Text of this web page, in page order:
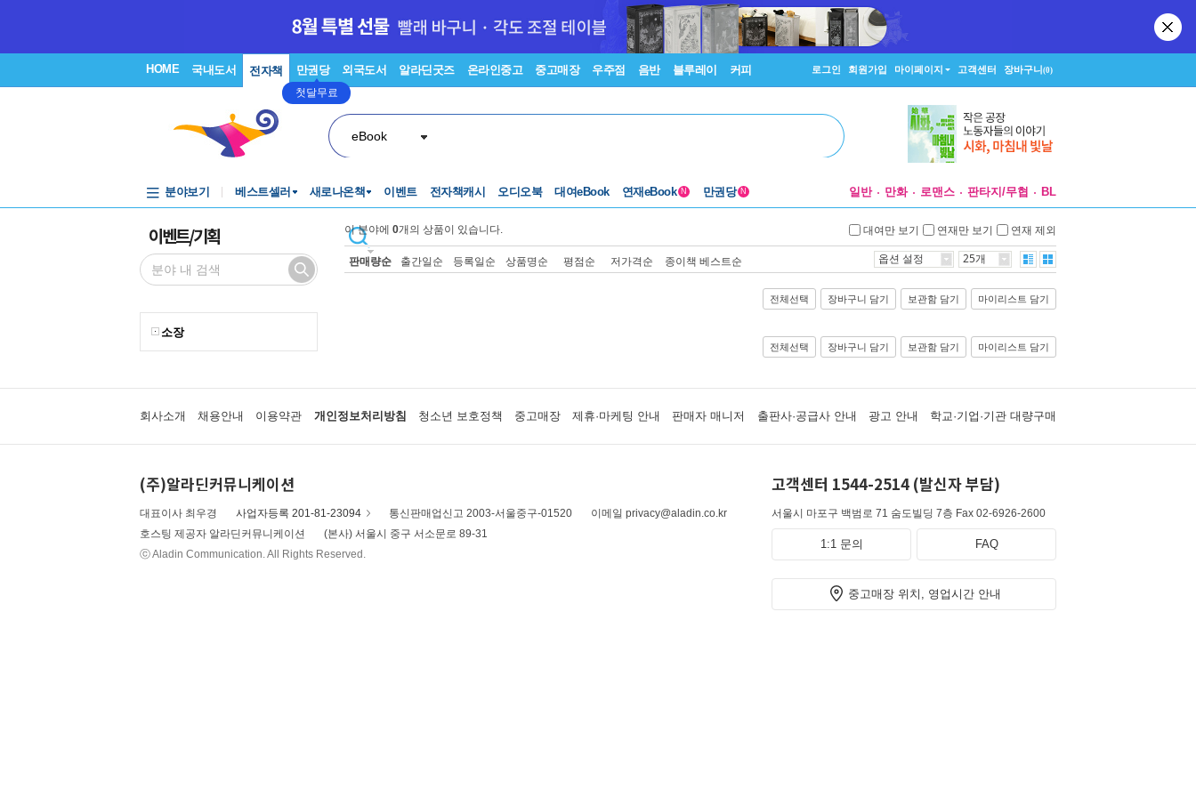
HOME 국내도서 전자책 만권당
첫달무료
외국도서 알라딘굿즈 온라인중고 중고매장 우주점 음반 블루레이 커피 로그인 회원가입 마이페이지 고객센터 장바구니(0)
eBook
분야보기 베스트셀러 새로나온책 이벤트 전자책캐시 오디오북 대여eBook 연재eBook N 만권당 N 일반 만화 로맨스 판타지/무협 BL
이벤트/기획
소장
이 분야에 0개의 상품이 있습니다. 대여만 보기 연재만 보기 연재 제외
판매량순 출간일순 등록일순 상품명순 평점순 저가격순 종이책 베스트순 옵션 설정 25개
전체선택 장바구니 담기 보관함 담기 마이리스트 담기
전체선택 장바구니 담기 보관함 담기 마이리스트 담기
회사소개 채용안내 이용약관 개인정보처리방침 청소년 보호정책 중고매장 제휴·마케팅 안내 판매자 매니저 출판사·공급사 안내 광고 안내 학교·기업·기관 대량구매
(주)알라딘커뮤니케이션
대표이사 최우경 사업자등록 201-81-23094 통신판매업신고 2003-서울중구-01520
이메일 privacy@aladin.co.kr
호스팅 제공자 알라딘커뮤니케이션
(본사) 서울시 중구 서소문로 89-31
ⓒ Aladin Communication. All Rights Reserved.
고객센터 1544-2514 (발신자 부담)
서울시 마포구 백범로 71 숨도빌딩 7층 Fax 02-6926-2600
1:1 문의 FAQ
중고매장 위치, 영업시간 안내